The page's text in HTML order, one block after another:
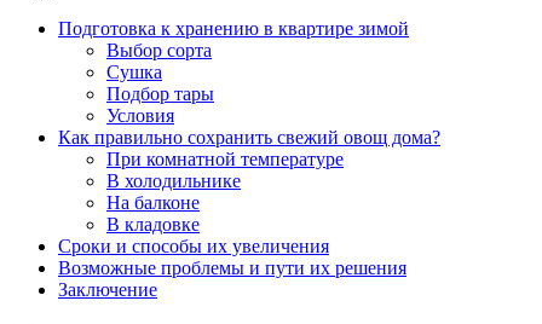
Подготовка к хранению в квартире зимой
Выбор сорта
Сушка
Подбор тары
Условия
Как правильно сохранить свежий овощ дома?
При комнатной температуре
В холодильнике
На балконе
В кладовке
Сроки и способы их увеличения
Возможные проблемы и пути их решения
Заключение